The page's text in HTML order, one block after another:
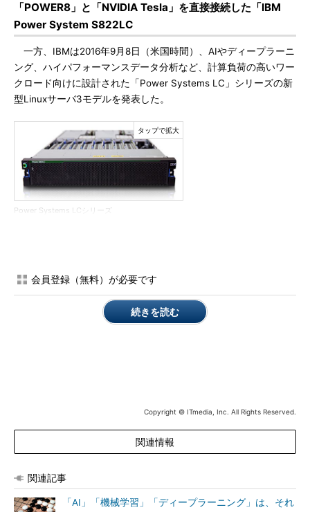
「POWER8」と「NVIDIA Tesla」を直接接続した「IBM
Power System S822LC
一方、IBMは2016年9月8日（米国時間）、AIやディープラーニ
ング、ハイパフォーマンスデータ分析など、計算負荷の高いワー
クロード向けに設計された「Power Systems LC」シリーズの新
型Linuxサーバ3モデルを発表した。
Power Systems LCシリーズ
HPCのニーズに応えるため、同社はOpenPOWER Foundationの
メンバー企業と協力し、オープンなシステム設計アプローチによ
り、幅広いアクセラレーション技術の活用を進めている。
NVIDIA NVLinkで、POWER8プロセッサと「NVIDIA Tesla P100
Pascal GPU」を直接接続。NVIDIA NVLinkをシリコンレベルで
組み込み、全体的なシステム設計に統合した。従来のx86ベース
のシステムと比べ、5倍高速なデータ伝送を実現するという。
会員登録（無料）が必要です
続きを読む
Copyright © ITmedia, Inc. All Rights Reserved.
関連情報
関連記事
「AI」「機械学習」「ディープラーニング」は、それ